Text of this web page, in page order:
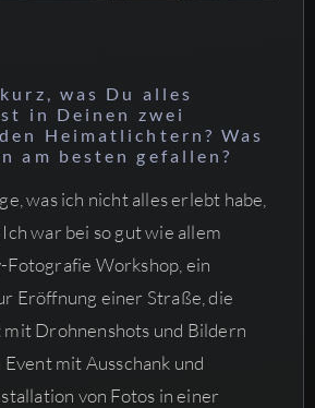
was Du alles
in Deinen zwei
Heimatlichtern? Was
am besten gefallen?
was ich nicht alles erlebt habe,
war bei so gut wie allem
Fotografie Workshop, ein
Eröffnung einer Straße, die
mit Drohnenshots und Bildern
Event mit Ausschank und
von Fotos in einer